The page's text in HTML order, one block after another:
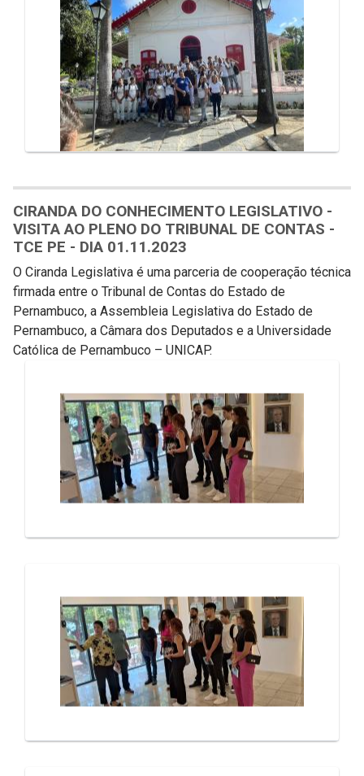
CIRANDA DO CONHECIMENTO LEGISLATIVO -
VISITA AO PLENO DO TRIBUNAL DE CONTAS -
TCE PE - DIA 01.11.2023
O Ciranda Legislativa é uma parceria de cooperação técnica
firmada entre o Tribunal de Contas do Estado de
Pernambuco, a Assembleia Legislativa do Estado de
Pernambuco, a Câmara dos Deputados e a Universidade
Católica de Pernambuco – UNICAP.